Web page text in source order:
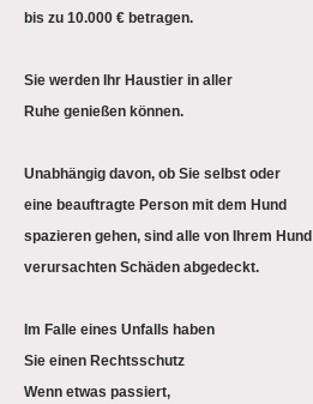
bis zu 10.000 € betragen.
Sie werden Ihr Haustier in aller
Ruhe genießen können.
Unabhängig davon, ob Sie selbst oder
eine beauftragte Person mit dem Hund
spazieren gehen, sind alle von Ihrem Hund
verursachten Schäden abgedeckt.
Im Falle eines Unfalls haben
Sie einen Rechtsschutz
Wenn etwas passiert,